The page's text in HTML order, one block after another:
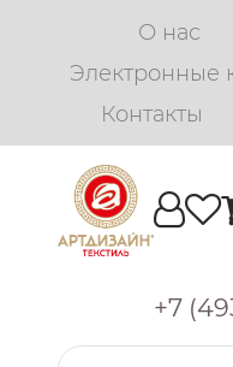
О нас
Электронные
Контакты
+7